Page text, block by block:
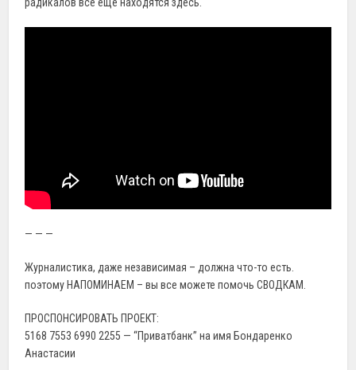
радикалов всё ещё находятся здесь.
— — —
Журналистика, даже независимая – должна что-то есть.
поэтому НАПОМИНАЕМ – вы все можете помочь СВОДКАМ.
ПРОСПОНСИРОВАТЬ ПРОЕКТ:
5168 7553 6990 2255 — “Приватбанк” на имя Бондаренко
Анастасии